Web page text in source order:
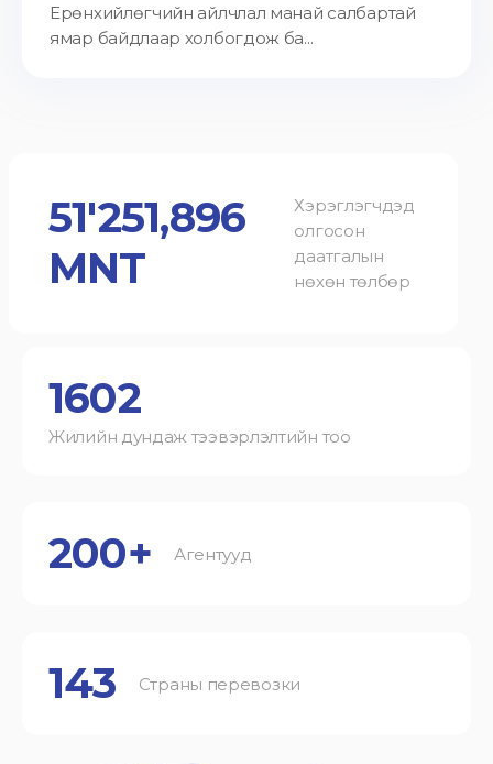
Ерөнхийлөгчийн айлчлал манай салбартай
ямар байдлаар холбогдож ба...
51'251,896
MNT
Хэрэглэгчдэд
олгосон
даатгалын
нөхөн төлбөр
1602
Жилийн дундаж тээвэрлэлтийн тоо
200+ Агентууд
143 Страны перевозки